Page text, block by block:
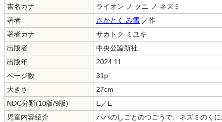
書名カナ
ライオン ノ クニ ノ ネズミ
著者
さかとく み雪 ／作
著者カナ
サカトク ミユキ
出版者
中央公論新社
出版年
2024.11
ページ数
31p
大きさ
27cm
NDC分類(10版/9版)
E／E
児童内容紹介
パパのしごとのつごうで、ネズミのく